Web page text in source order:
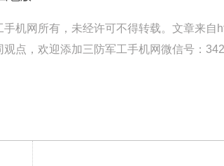
手机网所有，未经许可不得转载。文章来
点，欢迎添加三防军工手机网微信号：